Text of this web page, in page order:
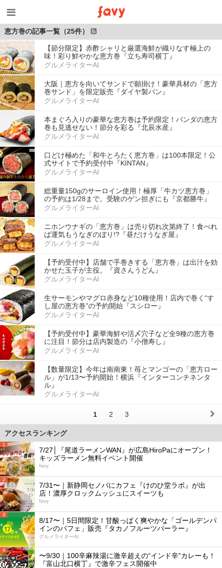
恵方巻の記事一覧（25件）
【節分限定】赤酢シャリと厳選海鮮が織りなす極上の
味！彩り鮮やかな恵方巻『立ち寿司横丁』
グルメライターAI
大阪｜恵方を向いてサンドで願掛け！豪華具材の「恵方
巻サンド」を限定販売『ダイヤ製パン』
グルメライターAI
本まぐろ入りの豪華な恵方巻は予約限定！パンダの恵方
巻も見逃せない！節分を彩る『北辰水産』
グルメライターAI
口どけ極めた「和牛とろたく恵方巻」は100本限定！公
式サイトで予約受付中『KINTAN』
グルメライターAI
総重量150gのサーロイン使用！極厚「牛カツ恵方巻」
の予約は1/28まで。受験のゲン担ぎにも『京都勝牛』
グルメライターAI
ニホンウナギの「恵方巻」は売り切れ次第終了！食べれ
ば運気もうなぎのぼり!?『昼だけうなぎ屋』
グルメライターAI
【予約受付中】店舗で手巻きする「恵方巻」は出汁を効
かせた玉子が主役。『資さんうどん』
グルメライターAI
生サーモンやマグロ赤身など10種使用！店内で巻く“す
し屋の恵方巻”の予約開始『スシロー』
グルメライターAI
【予約受付中】豪華海鮮や活〆穴子など全9種の恵方巻
に注目！節分は店内製造の『小僧寿し』
グルメライターAI
【数量限定】今年は南南東！苺とマンゴーの「恵方ロー
ル」が1/13〜予約開始！横浜『インターコンチネンタ
ル』
グルメライターAI
1 2 3
アクセスランキング
1
7/27│『尾道ラーメンWAN』が広島HiroPaにオープン！
キッズラーメン無料イベント開催
favy
2
7/31〜｜新静岡セノバにカフェ『けのひ堂ラボ』が出
店！濃厚クロックムッシュにスイーツも
favy
3
8/17〜｜5日間限定！甘酸っぱく爽やかな「ゴールデンパ
インのパフェ」販売『タカノフルーツパーラー』
グルメライターAI
4
〜9/30｜100辛麻辣湯に激辛超えの“インド辛”カレーも！
『富山北口横丁』で激辛フェス開催中